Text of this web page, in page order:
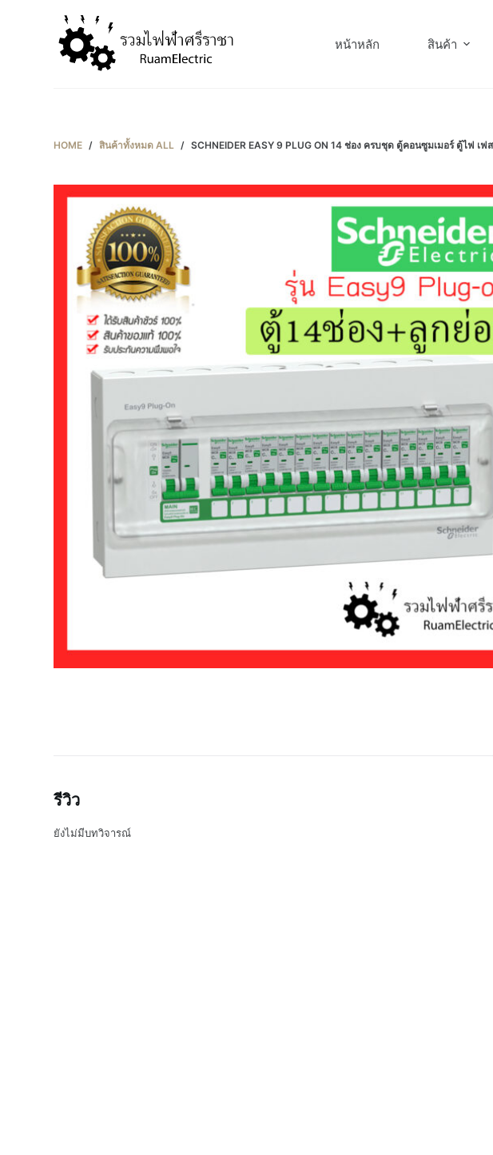
หน้าหลัก สินค้า
HOME / สินค้าทั้งหมด ALL / SCHNEIDER EASY 9 PLUG ON 14 ช่อง ครบชุด ตู้คอนซูมเมอร์ ตู้ไฟ เ
รีวิว
ยังไม่มีบทวิจารณ์